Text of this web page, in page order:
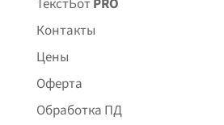
ТекстБотPRO
Контакты
Цены
Оферта
Обработка ПД